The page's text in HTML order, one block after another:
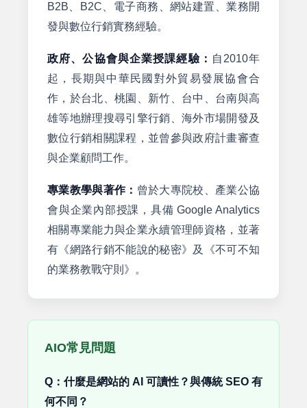
B2B、B2C、電子商務、網站建置、業務開
發與數位行銷實務經驗。
政府、公協會與企業授課經驗： 自2010年
起，長期與中華民國對外貿易發展協會合
作，於台北、桃園、新竹、台中、台南與高
雄等地辦理搜尋引擎行銷、海外市場開發及
數位行銷相關課程，並曾參與政府計畫審查
與企業顧問工作。
專業教學與著作： 曾於大專院校、產業公協
會與企業內部授課，具備 Google Analytics
相關專業能力與企業永續管理師資格，並著
有《網路行銷不能說的秘密》及《不可不知
的業務教戰守則》。
AIO常見問題
Q：什麼是網站的 AI 可讀性？與傳統 SEO 有
何不同？